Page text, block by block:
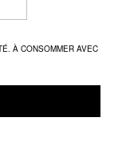
À CONSOMMER AVEC